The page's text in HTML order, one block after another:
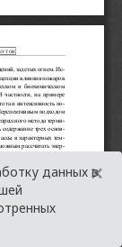
данных в×